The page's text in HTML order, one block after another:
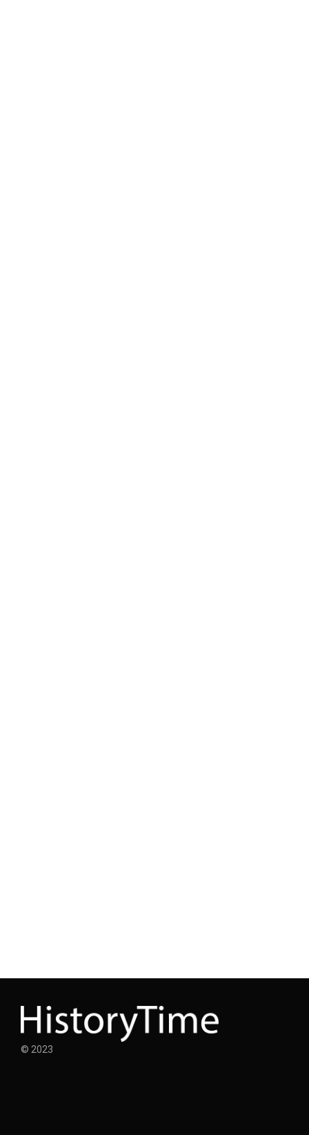
© 2023